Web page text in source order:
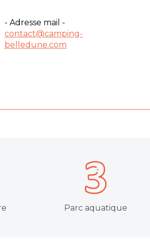
Parc aquatique
- Adresse mail -
contact@camping-
belledune.com